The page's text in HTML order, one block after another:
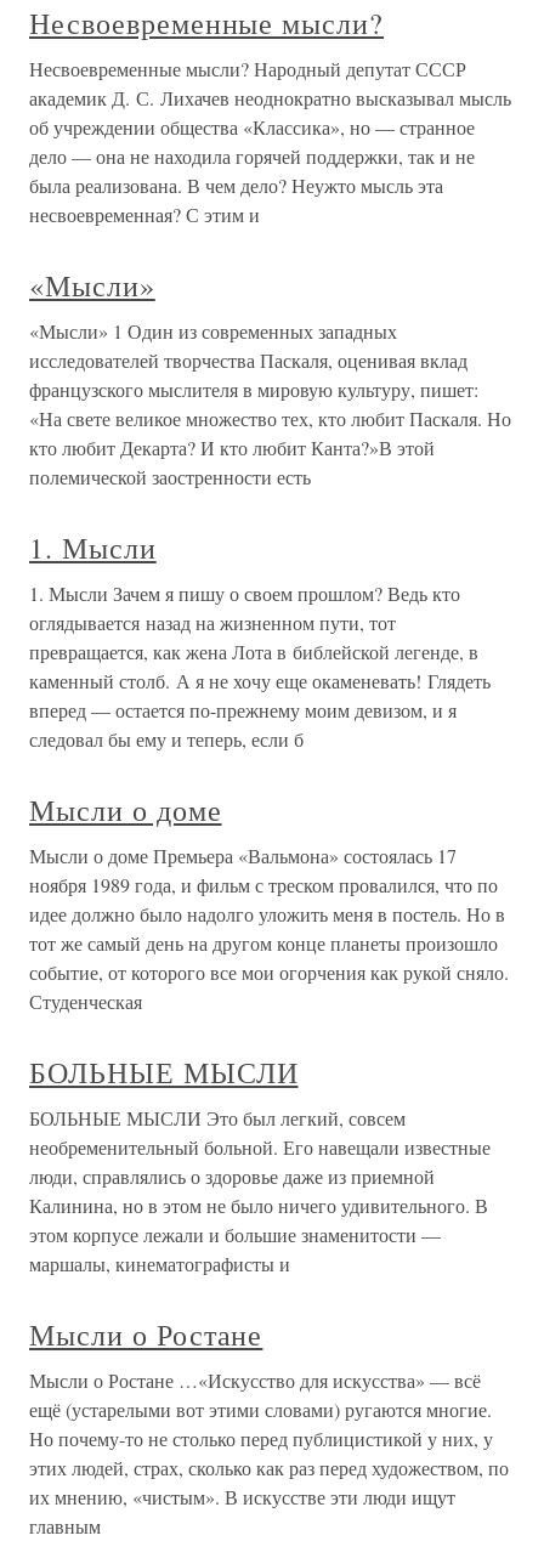
Несвоевременные мысли?
Несвоевременные мысли? Народный депутат СССР
академик Д. С. Лихачев неоднократно высказывал мысль
об учреждении общества «Классика», но — странное
дело — она не находила горячей поддержки, так и не
была реализована. В чем дело? Неужто мысль эта
несвоевременная? С этим и
«Мысли»
«Мысли» 1 Один из современных западных
исследователей творчества Паскаля, оценивая вклад
французского мыслителя в мировую культуру, пишет:
«На свете великое множество тех, кто любит Паскаля. Но
кто любит Декарта? И кто любит Канта?»В этой
полемической заостренности есть
1. Мысли
1. Мысли Зачем я пишу о своем прошлом? Ведь кто
оглядывается назад на жизненном пути, тот
превращается, как жена Лота в библейской легенде, в
каменный столб. А я не хочу еще окаменевать! Глядеть
вперед — остается по-прежнему моим девизом, и я
следовал бы ему и теперь, если б
Мысли о доме
Мысли о доме Премьера «Вальмона» состоялась 17
ноября 1989 года, и фильм с треском провалился, что по
идее должно было надолго уложить меня в постель. Но в
тот же самый день на другом конце планеты произошло
событие, от которого все мои огорчения как рукой сняло.
Студенческая
БОЛЬНЫЕ МЫСЛИ
БОЛЬНЫЕ МЫСЛИ Это был легкий, совсем
необременительный больной. Его навещали известные
люди, справлялись о здоровье даже из приемной
Калинина, но в этом не было ничего удивительного. В
этом корпусе лежали и большие знаменитости —
маршалы, кинематографисты и
Мысли о Ростане
Мысли о Ростане …«Искусство для искусства» — всё
ещё (устарелыми вот этими словами) ругаются многие.
Но почему-то не столько перед публицистикой у них, у
этих людей, страх, сколько как раз перед художеством, по
их мнению, «чистым». В искусстве эти люди ищут
главным